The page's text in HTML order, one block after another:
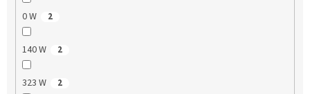
0 W 2
140 W 2
323 W 2